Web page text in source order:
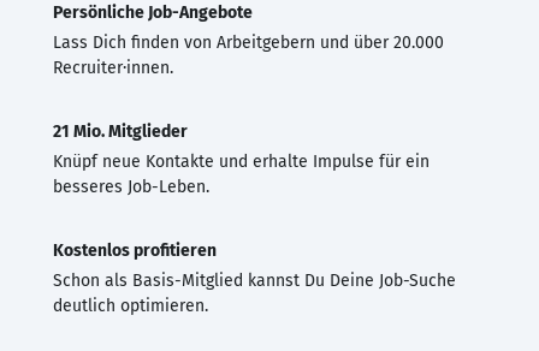
Persönliche Job-Angebote
Lass Dich finden von Arbeitgebern und über 20.000
Recruiter·innen.
21 Mio. Mitglieder
Knüpf neue Kontakte und erhalte Impulse für ein
besseres Job-Leben.
Kostenlos profitieren
Schon als Basis-Mitglied kannst Du Deine Job-Suche
deutlich optimieren.